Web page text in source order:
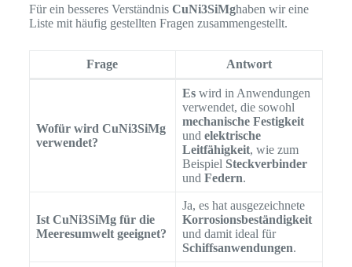
Für ein besseres Verständnis CuNi3SiMghaben wir eine
Liste mit häufig gestellten Fragen zusammengestellt.
Frage Antwort
Wofür wird CuNi3SiMg
verwendet?
Eswird in Anwendungen
verwendet, die sowohl
mechanische Festigkeit
und elektrische
Leitfähigkeit, wie zum
Beispiel Steckverbinder
und Federn.
Ist CuNi3SiMg für die
Meeresumwelt geeignet?
Ja, es hat ausgezeichnete
Korrosionsbeständigkeit
und damit ideal für
Schiffsanwendungen.